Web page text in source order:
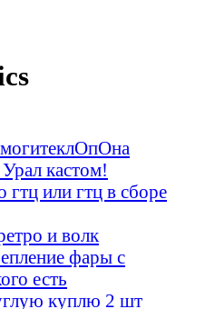
кастом!
или гтц в сборе
и волк
фары с
есть
куплю 2 шт